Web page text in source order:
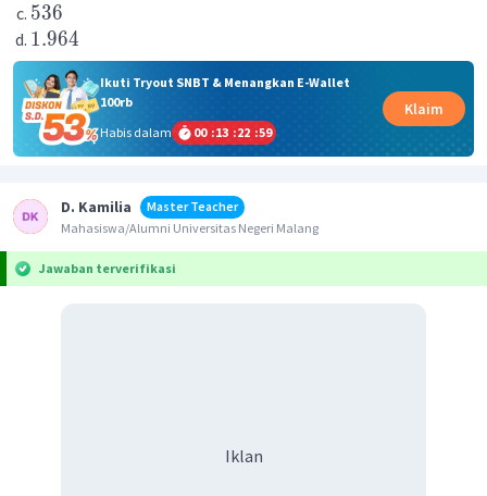
536
1.964
Ikuti Tryout SNBT & Menangkan E-Wallet
100rb
Habis dalam
00 :13 :22 :59
Klaim
D. Kamilia
Master Teacher
Mahasiswa/Alumni Universitas Negeri Malang
Jawaban terverifikasi
Iklan